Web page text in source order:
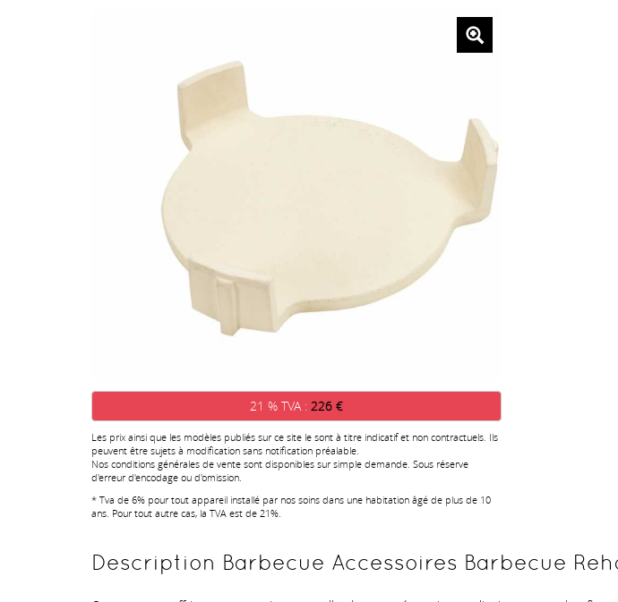
21 % TVA : 226 €
Les prix ainsi que les modèles publiés sur ce site le sont à titre indicatif et non contractuels. Ils
peuvent être sujets à modification sans notification préalable.
Nos conditions générales de vente sont disponibles sur simple demande. Sous réserve
d'erreur d'encodage ou d'omission.
* Tva de 6% pour tout appareil installé par nos soins dans une habitation âgé de plus de 10
ans. Pour tout autre cas, la TVA est de 21%.
Description Barbecue Accessoires Barbecue